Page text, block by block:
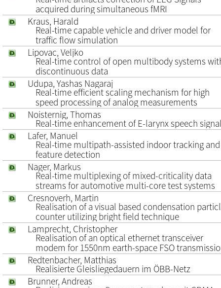
acquired during simultaneous fMRI
Kraus, Harald
Real-time capable vehicle and driver model for
traffic flow simulation
Lipovac, Veljko
Real-time control of open multibody systems
discontinuous data
Udupa, Yashas Nagaraj
Real-time efficient scaling mechanism for high
speed processing of analog measurements
Noisternig, Thomas
Real-time enhancement of E-larynx speech
Lafer, Manuel
Real-time multipath-assisted indoor tracking and
feature detection
Nager, Markus
Real-time multiplexing of mixed-criticality data
streams for automotive multi-core test systems
Cresnoverh, Martin
Realisation of a visual based condensation
counter utilizing bright field technique
Lamprecht, Christopher
Realisation of an optical ethernet transceiver
modem for 1550nm earth-space FSO
Redtenbacher, Matthias
Realisierte Gleisliegedauern im ÖBB-Netz
Brunner, Andreas